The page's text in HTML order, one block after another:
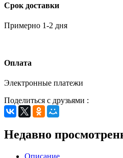
Срок доставки
Примерно 1-2 дня
Оплата
Электронные платежи
Поделиться с друзьями :
Недавно